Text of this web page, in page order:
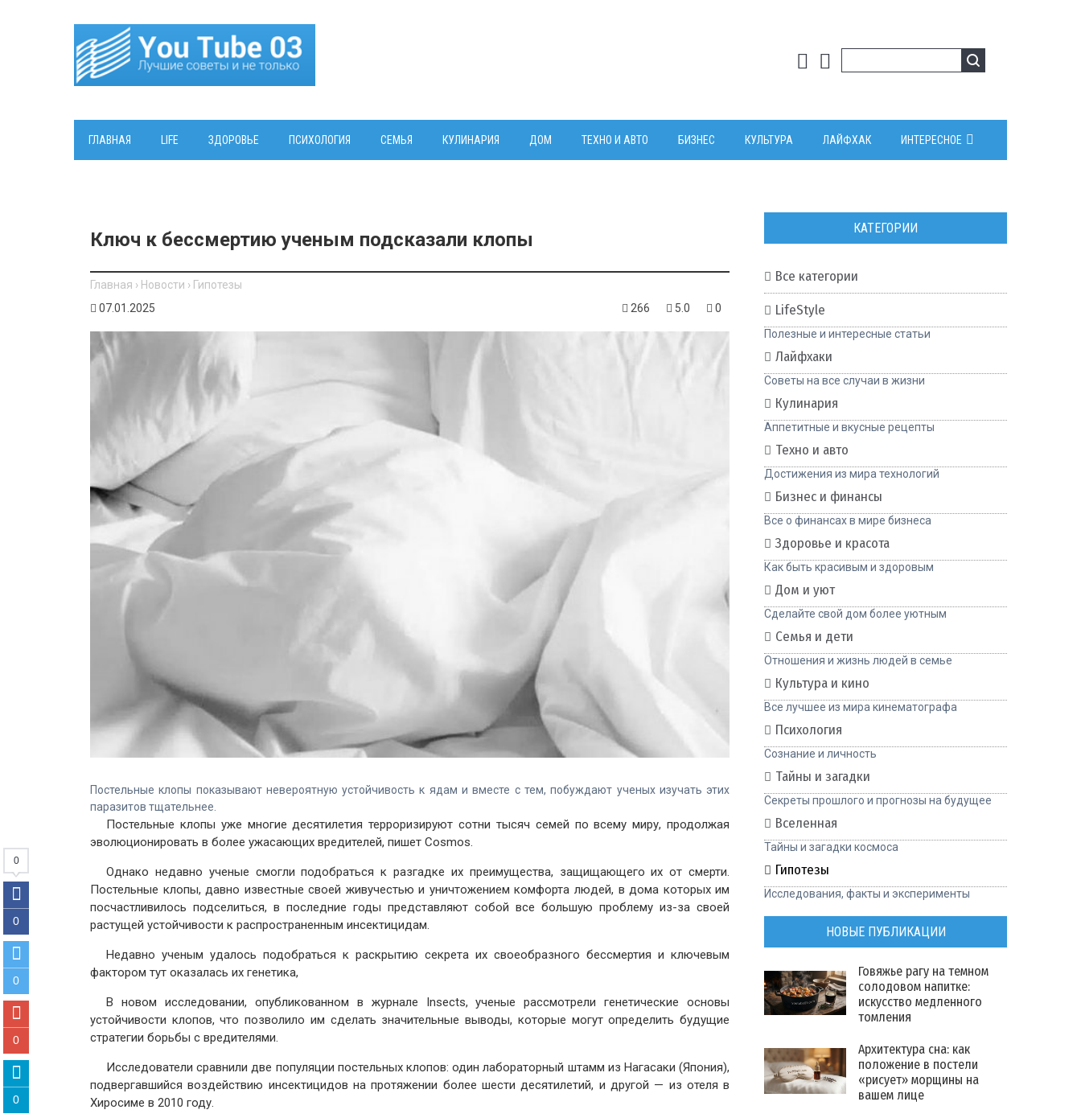
ГЛАВНАЯ LIFE ЗДОРОВЬЕ ПСИХОЛОГИЯ СЕМЬЯ КУЛИНАРИЯ ДОМ ТЕХНО И АВТО БИЗНЕС КУЛЬТУРА ЛАЙФХАК ИНТЕРЕСНОЕ
Ключ к бессмертию ученым подсказали клопы
Главная › Новости › Гипотезы
07.01.2025
266 5.0 0
Постельные клопы показывают невероятную устойчивость к ядам и вместе с тем, побуждают ученых изучать этих
паразитов тщательнее.
Постельные клопы уже многие десятилетия терроризируют сотни тысяч семей по всему миру, продолжая
эволюционировать в более ужасающих вредителей, пишет Cosmos.
Однако недавно ученые смогли подобраться к разгадке их преимущества, защищающего их от смерти.
Постельные клопы, давно известные своей живучестью и уничтожением комфорта людей, в дома которых им
посчастливилось подселиться, в последние годы представляют собой все большую проблему из-за своей
растущей устойчивости к распространенным инсектицидам.
Недавно ученым удалось подобраться к раскрытию секрета их своеобразного бессмертия и ключевым
фактором тут оказалась их генетика,
В новом исследовании, опубликованном в журнале Insects, ученые рассмотрели генетические основы
устойчивости клопов, что позволило им сделать значительные выводы, которые могут определить будущие
стратегии борьбы с вредителями.
Исследователи сравнили две популяции постельных клопов: один лабораторный штамм из Нагасаки (Япония),
подвергавшийся воздействию инсектицидов на протяжении более шести десятилетий, и другой — из отеля в
Хиросиме в 2010 году.
КАТЕГОРИИ
Все категории
LifeStyle
Полезные и интересные статьи
Лайфхаки
Советы на все случаи в жизни
Кулинария
Аппетитные и вкусные рецепты
Техно и авто
Достижения из мира технологий
Бизнес и финансы
Все о финансах в мире бизнеса
Здоровье и красота
Как быть красивым и здоровым
Дом и уют
Сделайте свой дом более уютным
Семья и дети
Отношения и жизнь людей в семье
Культура и кино
Все лучшее из мира кинематографа
Психология
Сознание и личность
Тайны и загадки
Секреты прошлого и прогнозы на будущее
Вселенная
Тайны и загадки космоса
Гипотезы
Исследования, факты и эксперименты
НОВЫЕ ПУБЛИКАЦИИ
Говяжье рагу на темном
солодовом напитке:
искусство медленного
томления
Архитектура сна: как
положение в постели
«рисует» морщины на
вашем лице
0
0
0
0
0